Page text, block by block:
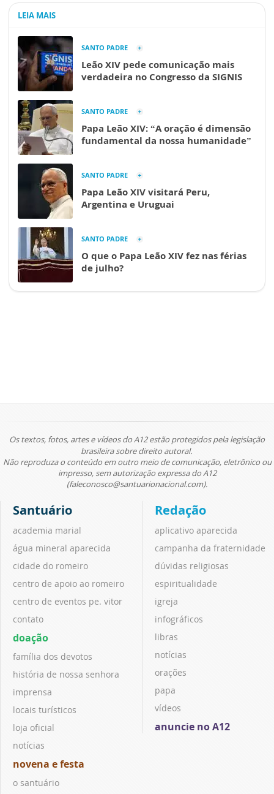
LEIA MAIS
SANTO PADRE
Leão XIV pede comunicação mais
verdadeira no Congresso da SIGNIS
SANTO PADRE
Papa Leão XIV: “A oração é dimensão
fundamental da nossa humanidade”
SANTO PADRE
Papa Leão XIV visitará Peru,
Argentina e Uruguai
SANTO PADRE
O que o Papa Leão XIV fez nas férias
de julho?
Os textos, fotos, artes e vídeos do A12 estão protegidos pela legislação
brasileira sobre direito autoral.
Não reproduza o conteúdo em outro meio de comunicação, eletrônico ou
impresso, sem autorização expressa do A12
(faleconosco@santuarionacional.com).
Santuário
academia marial
água mineral aparecida
cidade do romeiro
centro de apoio ao romeiro
centro de eventos pe. vitor
contato
doação
família dos devotos
história de nossa senhora
imprensa
locais turísticos
loja oficial
notícias
novena e festa
o santuário
Redação
aplicativo aparecida
campanha da fraternidade
dúvidas religiosas
espiritualidade
igreja
infográficos
libras
notícias
orações
papa
vídeos
anuncie no A12